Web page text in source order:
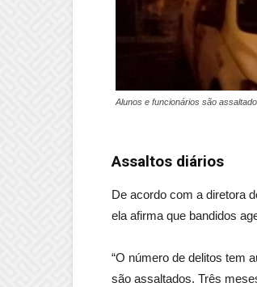
Alunos e funcionários são
Assaltos diários
De acordo com a diretora
ela afirma que bandidos
“O número de delitos tem
são assaltados. Três